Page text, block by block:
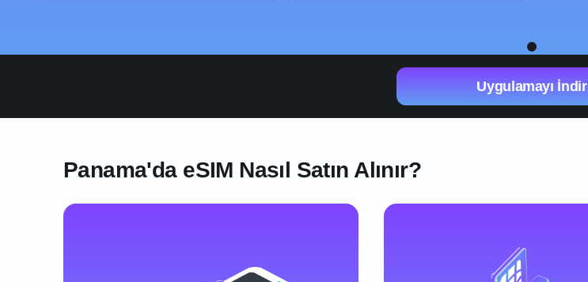
1
Uygulamayı İndir
Panama'da eSIM Nasıl Satın Alınır?